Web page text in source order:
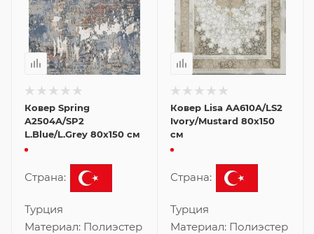
Ковер Spring
A2504A/SP2
L.Blue/L.Grey 80x150 см
Страна:
Турция
Материал: Полиэстер
Ковер Lisa AA610A/LS2
Ivory/Mustard 80x150
см
Страна:
Турция
Материал: Полиэстер